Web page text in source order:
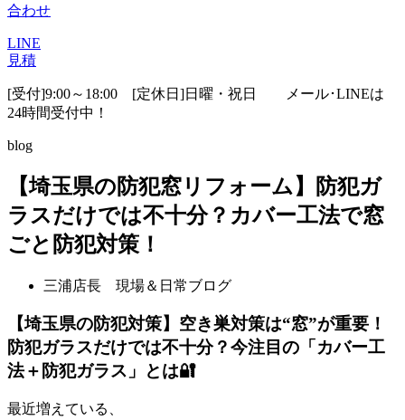
合わせ
LINE
見積
[受付]9:00～18:00 [定休日]日曜・祝日
メール･LINEは
24時間受付中！
blog
【埼玉県の防犯窓リフォーム】防犯ガ
ラスだけでは不十分？カバー工法で窓
ごと防犯対策！
三浦店長 現場＆日常ブログ
【埼玉県の防犯対策】空き巣対策は“窓”が重要！
防犯ガラスだけでは不十分？今注目の「カバー工
法＋防犯ガラス」とは🔐
最近増えている、